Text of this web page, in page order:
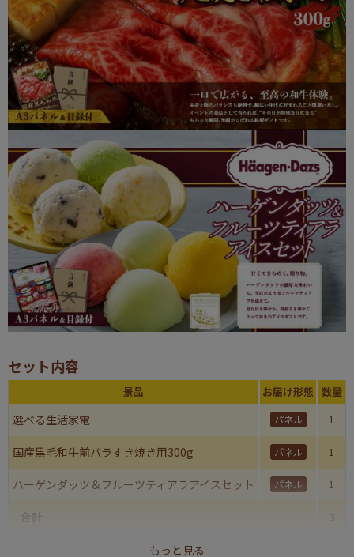
セット内容
景品 お届け形態 数量
選べる生活家電 パネル 1
国産黒毛和牛前バラすき焼き用300g パネル 1
ハーゲンダッツ＆フルーツティアラアイスセット パネル 1
合計 3
もっと見る